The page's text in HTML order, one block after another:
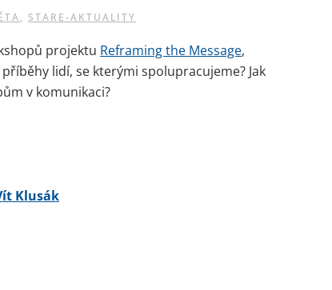
, STARE-AKTUALITY
projektu Reframing the Message,
příběhy lidí, se kterými spolupracujeme? Jak
v komunikaci?
Klusák